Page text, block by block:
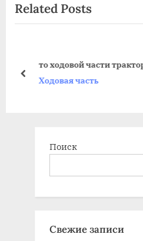
i
o
P
t
P
Related Posts
то ходовой части
Ходовая часть
prev
Поиск
Свежие записи